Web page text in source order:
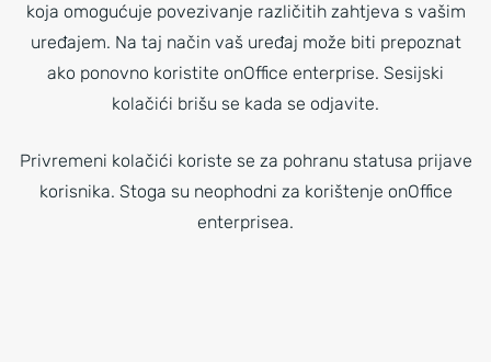
koja omogućuje povezivanje različitih zahtjeva s vašim
uređajem. Na taj način vaš uređaj može biti prepoznat
ako ponovno koristite onOffice enterprise. Sesijski
kolačići brišu se kada se odjavite.
Privremeni kolačići koriste se za pohranu statusa prijave
korisnika. Stoga su neophodni za korištenje onOffice
enterprisea.